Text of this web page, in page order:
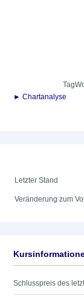
Tag
► Chartanalyse
Letzter Stand
Veränderung zum
Schlusspreis des